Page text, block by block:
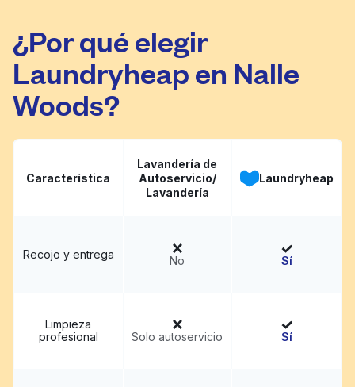
¿Por qué elegir
Laundryheap en Nalle
Woods?
Característica
Lavandería de
Autoservicio/
Lavandería
Laundryheap
Recojo y entrega No Sí
Limpieza
profesional
Solo autoservicio Sí